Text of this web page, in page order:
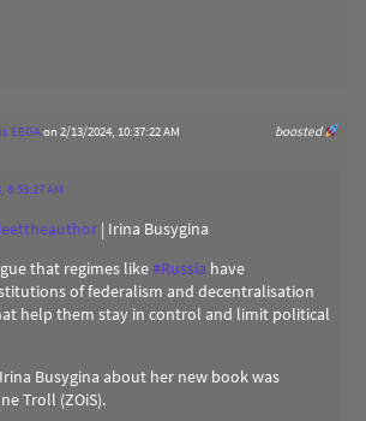
boosted
EEGAon 2/13/2024, 10:37:22 AM
8:53:27 AM
| Irina Busygina
that regimes like#Russia have
of federalism and decentralisation
help them stay in control and limit political
Busygina about her new book was
Troll (ZOiS).